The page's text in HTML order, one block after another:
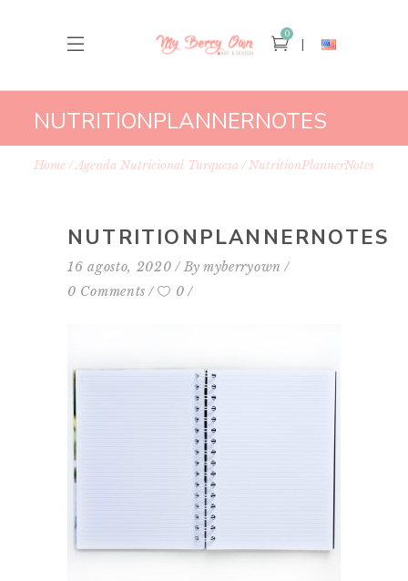
0
NUTRITIONPLANNERNOTES
Home Agenda Nutricional Turquesa NutritionPlannerNotes
NUTRITIONPLANNERNOTES
16 agosto, 2020 By myberryown
0 Comments
0